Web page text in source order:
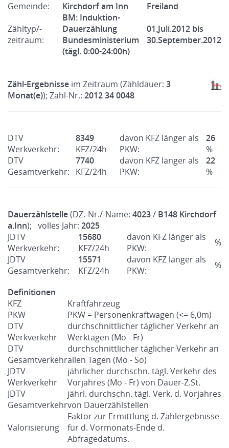
Gemeinde: Kirchdorf am Inn
Freiland
Zähltyp/-
zeitraum:
BM: Induktion-
Dauerzählung
Bundesministerium
(tägl. 0:00-24:00h)
01.Juli.2012 bis
30.September.2012
Zähl-Ergebnisse im Zeitraum (Zähldauer: 3
Monat(e)); Zähl-Nr.: 2012 34 0048
DTV
Werkverkehr:
8349
KFZ/24h
davon KFZ länger als
PKW:
26
%
DTV
Gesamtverkehr:
7740
KFZ/24h
davon KFZ länger als
PKW:
22
%
Dauerzählstelle(DZ.-Nr./-Name: 4023/ B148 Kirchdorf
a.Inn); volles Jahr: 2025
JDTV
Werkverkehr:
15680
KFZ/24h
davon KFZ länger als
PKW:
%
JDTV
Gesamtverkehr:
15571
KFZ/24h
davon KFZ länger als
PKW:
%
Definitionen
KFZ
Kraftfahrzeug
PKW
PKW = Personenkraftwagen (<= 6,0m)
DTV
Werkverkehr
durchschnittlicher täglicher Verkehr an
Werktagen (Mo - Fr)
DTV
Gesamtverkehr
durchschnittlicher täglicher Verkehr an
allen Tagen (Mo - So)
JDTV
Werkverkehr
jährlicher durchschn. tägl. Verkehr des
Vorjahres (Mo - Fr) von Dauer-Z.St.
JDTV
Gesamtverkehr
jährl. durchschn. tägl. Verk. d. Vorjahres
von Dauerzählstellen
Valorisierung
Faktor zur Ermittlung d. Zählergebnisse
für d. Vormonats-Ende d.
Abfragedatums.